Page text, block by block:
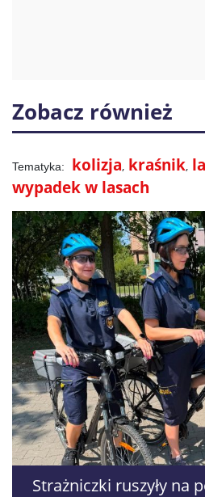
Zobacz również
kolizja kraśnik
wypadek w lasach
Strażniczki ruszyły na